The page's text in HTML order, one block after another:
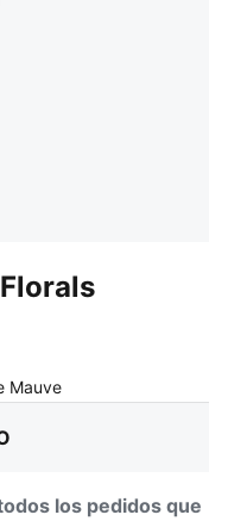
Mauve:
los pedidos que